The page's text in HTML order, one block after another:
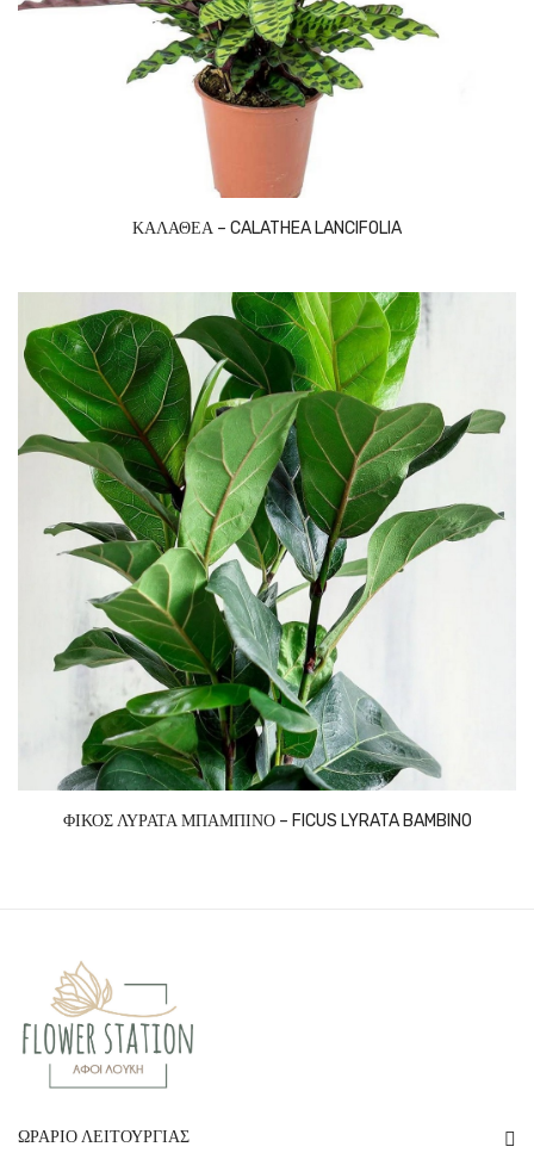
ΚΑΛΑΘΕΑ – CALATHEA LANCIFOLIA
ΦΙΚΟΣ ΛΥΡΑΤΑ ΜΠΑΜΠΙΝΟ – FICUS LYRATA BAMBINO
ΩΡΆΡΙΟ ΛΕΙΤΟΥΡΓΊΑΣ